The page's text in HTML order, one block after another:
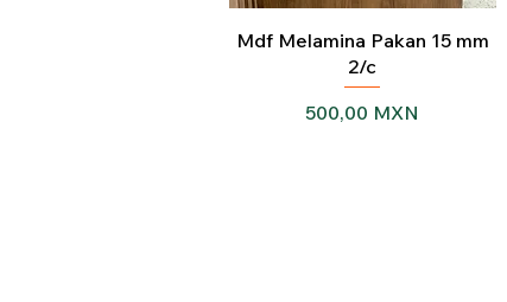
Vista rápida
Mdf Melamina Pakan 15 mm
2/c
Precio
500,00 MXN